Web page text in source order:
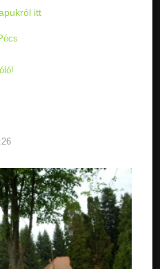
itt